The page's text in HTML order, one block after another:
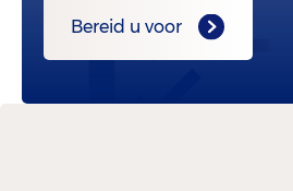
Bereid u voor